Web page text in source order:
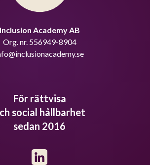
Inclusion Academy AB
Org. nr. 556949-8904
För rättvisa
social hållbarhet
sedan 2016